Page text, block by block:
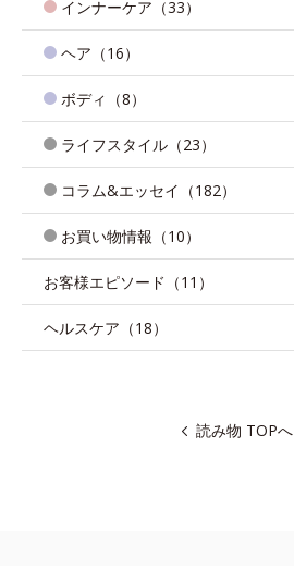
インナーケア（33）
ヘア（16）
ボディ（8）
ライフスタイル（23）
コラム&エッセイ（182）
お買い物情報（10）
お客様エピソード（11）
ヘルスケア（18）
読み物 TOPへ